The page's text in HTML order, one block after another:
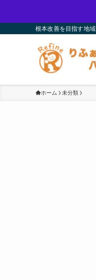
根本改善を目指す地
ホーム 未分類